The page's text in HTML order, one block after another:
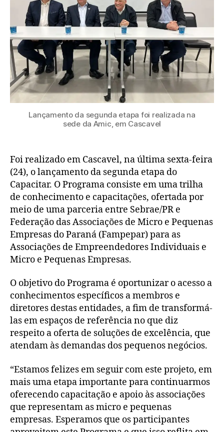
Lançamento da segunda etapa foi realizada na
sede da Amic, em Cascavel
Foi realizado em Cascavel, na última sexta-feira
(24), o lançamento da segunda etapa do
Capacitar. O Programa consiste em uma trilha
de conhecimento e capacitações, ofertada por
meio de uma parceria entre Sebrae/PR e
Federação das Associações de Micro e Pequenas
Empresas do Paraná (Fampepar) para as
Associações de Empreendedores Individuais e
Micro e Pequenas Empresas.
O objetivo do Programa é oportunizar o acesso a
conhecimentos específicos a membros e
diretores destas entidades, a fim de transformá-
las em espaços de referência no que diz
respeito a oferta de soluções de excelência, que
atendam às demandas dos pequenos negócios.
“Estamos felizes em seguir com este projeto, em
mais uma etapa importante para continuarmos
oferecendo capacitação e apoio às associações
que representam as micro e pequenas
empresas. Esperamos que os participantes